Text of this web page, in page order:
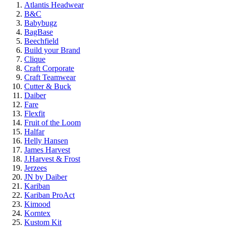
Atlantis Headwear
B&C
Babybugz
BagBase
Beechfield
Build your Brand
Clique
Craft Corporate
Craft Teamwear
Cutter & Buck
Daiber
Fare
Flexfit
Fruit of the Loom
Halfar
Helly Hansen
James Harvest
J.Harvest & Frost
Jerzees
JN by Daiber
Kariban
Kariban ProAct
Kimood
Korntex
Kustom Kit